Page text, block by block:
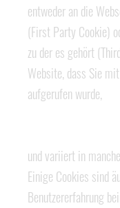
entweder an die
(First Party Cookie)
zu der es gehört
Website, dass Sie
aufgerufen wurde,
und variiert in
Einige Cookies sind
Benutzererfahrung